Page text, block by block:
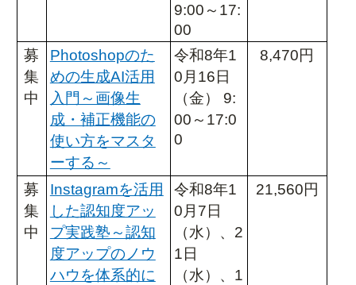
9:00～17:
00
募
集
中
Photoshopのた
めの生成AI活用
入門～画像生
成・補正機能の
使い方をマスタ
ーする～
令和8年1
0月16日
（金） 9:
00～17:0
0
8,470円
募
集
中
Instagramを活用
した認知度アッ
プ実践塾～認知
度アップのノウ
ハウを体系的に
令和8年1
0月7日
（水）、2
1日
（水）、1
21,560円